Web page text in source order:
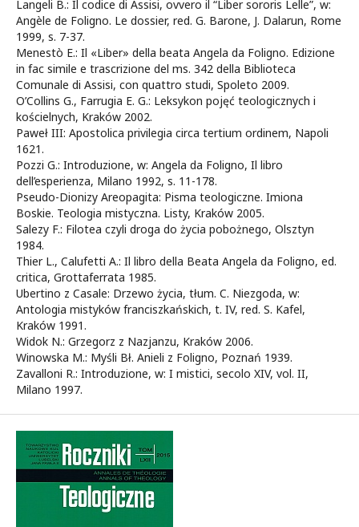
Langeli B.: Il codice di Assisi, ovvero il “Liber sororis Lelle”, w:
Angèle de Foligno. Le dossier, red. G. Barone, J. Dalarun, Rome
1999, s. 7-37.
Menestò E.: Il «Liber» della beata Angela da Foligno. Edizione
in fac simile e trascrizione del ms. 342 della Biblioteca
Comunale di Assisi, con quattro studi, Spoleto 2009.
O’Collins G., Farrugia E. G.: Leksykon pojęć teologicznych i
kościelnych, Kraków 2002.
Paweł III: Apostolica privilegia circa tertium ordinem, Napoli
1621.
Pozzi G.: Introduzione, w: Angela da Foligno, Il libro
dell’esperienza, Milano 1992, s. 11-178.
Pseudo-Dionizy Areopagita: Pisma teologiczne. Imiona
Boskie. Teologia mistyczna. Listy, Kraków 2005.
Salezy F.: Filotea czyli droga do życia pobożnego, Olsztyn
1984.
Thier L., Calufetti A.: Il libro della Beata Angela da Foligno, ed.
critica, Grottaferrata 1985.
Ubertino z Casale: Drzewo życia, tłum. C. Niezgoda, w:
Antologia mistyków franciszkańskich, t. IV, red. S. Kafel,
Kraków 1991.
Widok N.: Grzegorz z Nazjanzu, Kraków 2006.
Winowska M.: Myśli Bł. Anieli z Foligno, Poznań 1939.
Zavalloni R.: Introduzione, w: I mistici, secolo XIV, vol. II,
Milano 1997.